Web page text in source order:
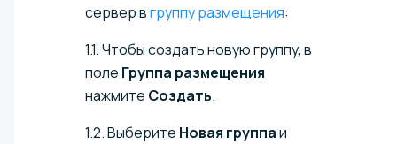
сервер вгруппу размещения:
1.1. Чтобы создать новую группу, в
поле Группа размещения
нажмите Создать.
1.2. Выберите Новая группаи